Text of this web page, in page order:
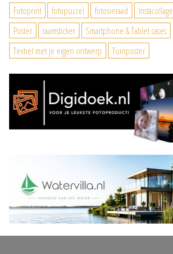
Fotoprint
fotopuzzel fotosieraad Instacollage
Poster
raamsticker
Smartphone & Tablet cases
Textiel met je eigen ontwerp
Tuinposter